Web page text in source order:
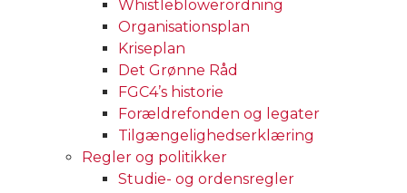
Whistleblowerordning
Organisationsplan
Kriseplan
Det Grønne Råd
FGC4’s historie
Forældrefonden og legater
Tilgængelighedserklæring
Regler og politikker
Studie- og ordensregler